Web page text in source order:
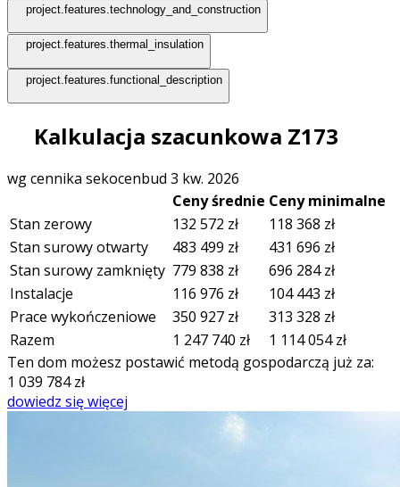
project.features.technology_and_construction
project.features.thermal_insulation
project.features.functional_description
Kalkulacja szacunkowa Z173
wg cennika sekocenbud 3 kw. 2026
Ceny średnie Ceny minimalne
Stan zerowy
132 572 zł 118 368 zł
Stan surowy otwarty
483 499 zł 431 696 zł
Stan surowy zamknięty 779 838 zł 696 284zł
Instalacje
116 976 zł 104 443 zł
Prace wykończeniowe
350 927 zł 313 328 zł
Razem
1 247 740 zł 1 114 054zł
Ten dom możesz postawić metodą gospodarczą już za:
1 039 784zł
dowiedz się więcej